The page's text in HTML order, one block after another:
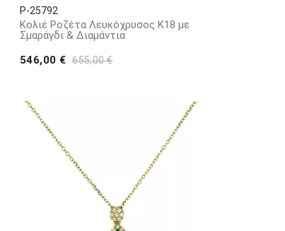
P-25792
Κολιέ Ροζέτα Λευκόχρυσος Κ18 με
Σμαράγδι & Διαμάντια
546,00 € 655,00 €